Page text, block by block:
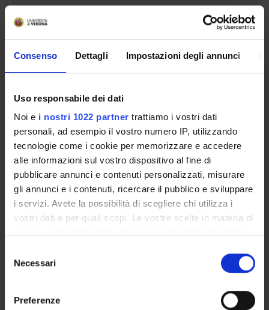
Consenso Dettagli Impostazioni degli annunci
Uso responsabile dei dati
Noi e i nostri 1022 partner trattiamo i vostri dati
personali, ad esempio il vostro numero IP, utilizzando
tecnologie come i cookie per memorizzare e accedere
alle informazioni sul vostro dispositivo al fine di
pubblicare annunci e contenuti personalizzati, misurare
gli annunci e i contenuti, ricercare il pubblico e sviluppare
i servizi. Avete la possibilità di scegliere chi utilizza i
vostri dati e per quali scopi. Le vostre scelte in materia di
modificare o revocare il proprio consenso in qualsiasi
momento dalla Dichiarazione sui cookie o facendo clic
delNecessari
Preferenze
SEMESTRE FILTRO
CORSI DI LAUREA MAGISTRALE
Presentazione
Allergologia ed Immunologia Clinica
deve avere maturato conoscenze teoriche, scientifiche e
terapia delle malattie a patogenesi immunologica e/o